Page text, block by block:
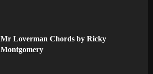
Mr Loverman Chords by Ricky
Montgomery